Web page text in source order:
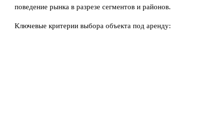
поведение рынка в разрезе сегментов и районов.
Ключевые критерии выбора объекта под аренду: